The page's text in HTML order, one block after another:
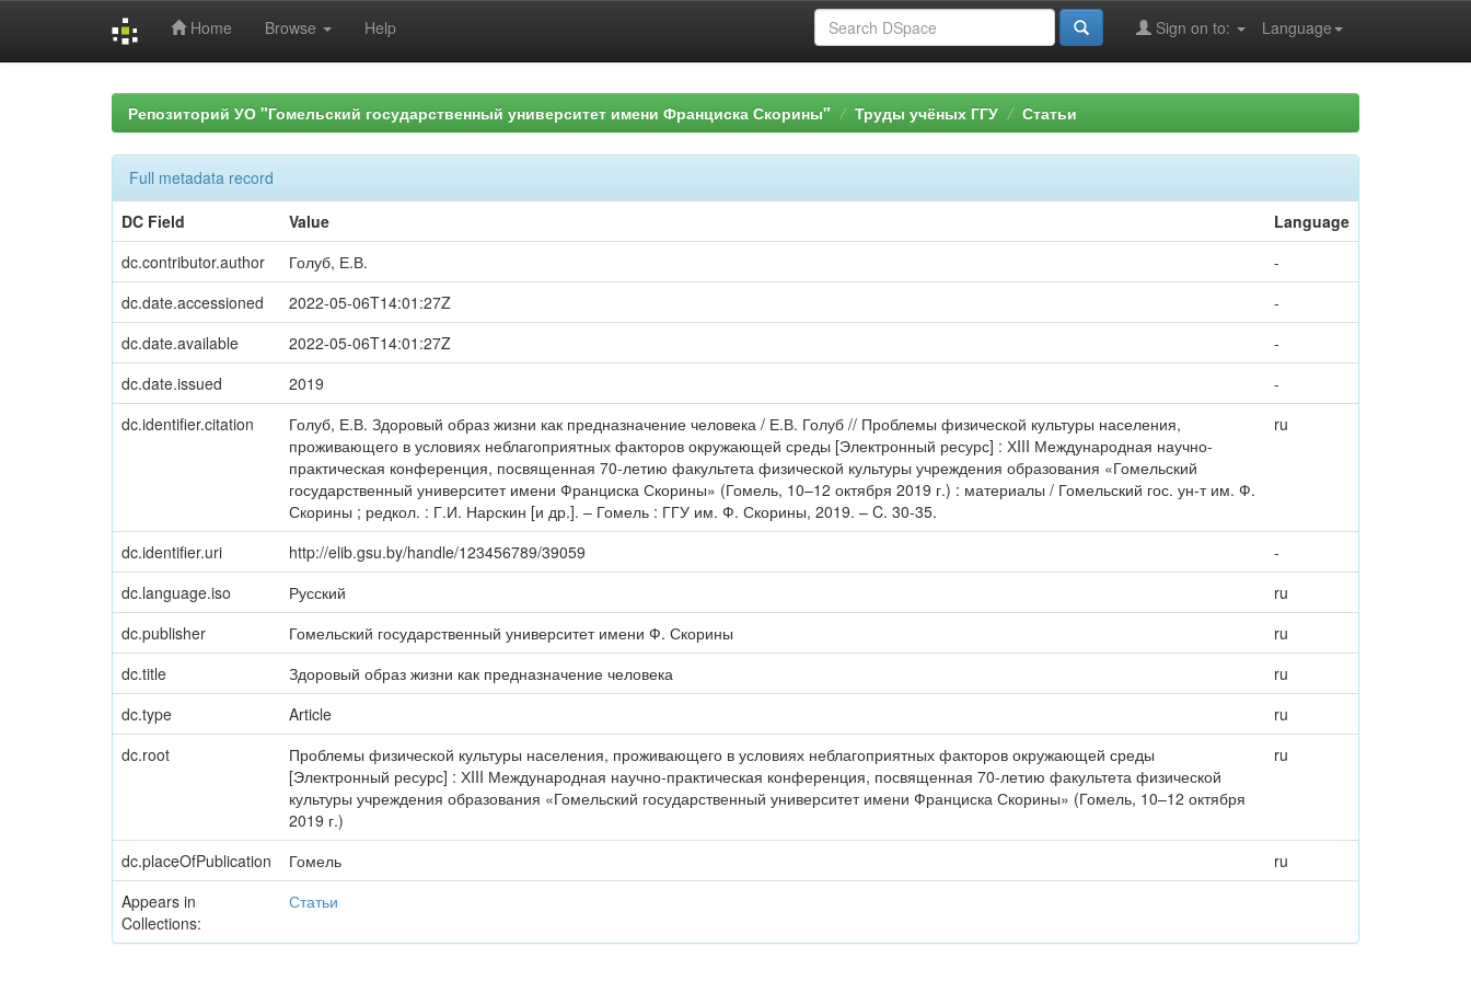
Home Browse Help Language
Sign on to:
Репозиторий УО "Гомельский государственный университет имени Франциска Скорины" Труды учёных ГГУ Статьи
Full metadata record
DC Field
Value
Language
dc.contributor.author
Голуб, Е.В.
-
dc.date.accessioned
2022-05-06T14:01:27Z
-
dc.date.available
2022-05-06T14:01:27Z
-
dc.date.issued
2019
-
dc.identifier.citation
Голуб, Е.В. Здоровый образ жизни как предназначение человека / Е.В. Голуб // Проблемы физической культуры населения,
проживающего в условиях неблагоприятных факторов окружающей среды [Электронный ресурс] : ХIII Международная научно-
практическая конференция, посвященная 70-летию факультета физической культуры учреждения образования «Гомельский
государственный университет имени Франциска Скорины» (Гомель, 10–12 октября 2019 г.) : материалы / Гомельский гос. ун-т им. Ф.
Скорины ; редкол. : Г.И. Нарскин [и др.]. – Гомель : ГГУ им. Ф. Скорины, 2019. – C. 30-35.
ru
dc.identifier.uri http://elib.gsu.by/handle/123456789/39059
-
dc.language.iso
Русский
ru
dc.publisher
Гомельский государственный университет имени Ф. Скорины
ru
dc.title
Здоровый образ жизни как предназначение человека
ru
dc.type
Article
ru
dc.root
Проблемы физической культуры населения, проживающего в условиях неблагоприятных факторов окружающей среды
[Электронный ресурс] : ХIII Международная научно-практическая конференция, посвященная 70-летию факультета физической
культуры учреждения образования «Гомельский государственный университет имени Франциска Скорины» (Гомель, 10–12 октября
2019 г.)
ru
dc.placeOfPublication Гомель
ru
Appears in
Collections:
Статьи